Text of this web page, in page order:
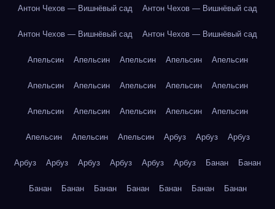
Антон Чехов — Вишнёвый сад Антон Чехов — Вишнёвый сад
Антон Чехов — Вишнёвый сад Антон Чехов — Вишнёвый сад
Апельсин Апельсин Апельсин Апельсин Апельсин
Апельсин Апельсин Апельсин Апельсин Апельсин
Апельсин Апельсин Апельсин Апельсин Апельсин
Апельсин Апельсин Апельсин Арбуз Арбуз Арбуз
Арбуз Арбуз Арбуз Арбуз Арбуз Арбуз Банан Банан
Банан Банан Банан Банан Банан Банан Банан